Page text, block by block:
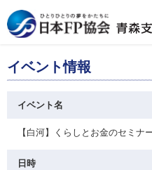
イベント情報
イベント名
【白河】くらしとお金のセミナ
日時